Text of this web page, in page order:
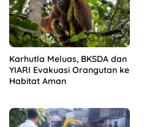
Karhutla Meluas, BKSDA dan
YIARI Evakuasi Orangutan ke
Habitat Aman